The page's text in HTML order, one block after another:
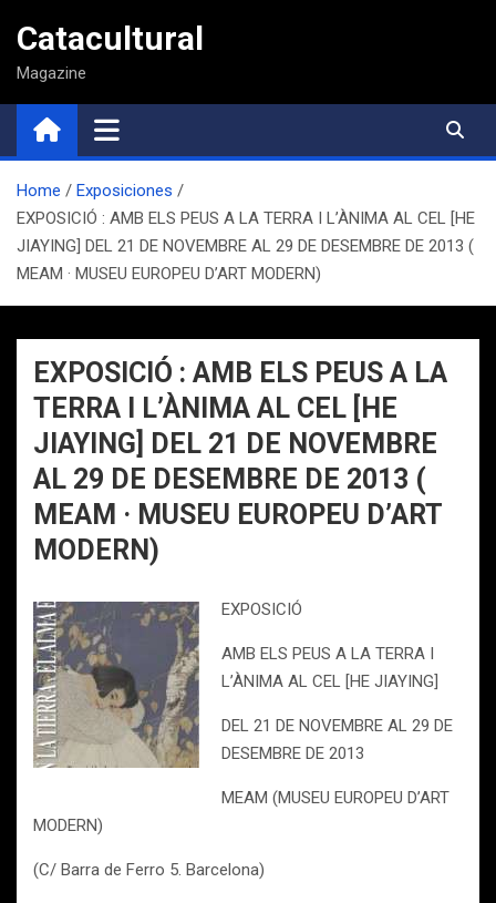
contenido
Catacultural
Magazine
Home
Exposiciones
EXPOSICIÓ : AMB ELS PEUS A LA TERRA I L’ÀNIMA AL CEL [HE
JIAYING] DEL 21 DE NOVEMBRE AL 29 DE DESEMBRE DE 2013 (
MEAM · MUSEU EUROPEU D’ART MODERN)
EXPOSICIÓ : AMB ELS PEUS A LA
TERRA I L’ÀNIMA AL CEL [HE
JIAYING] DEL 21 DE NOVEMBRE
AL 29 DE DESEMBRE DE 2013 (
MEAM · MUSEU EUROPEU D’ART
MODERN)
EXPOSICIÓ
AMB ELS PEUS A LA TERRA I
L’ÀNIMA AL CEL [HE JIAYING]
DEL 21 DE NOVEMBRE AL 29 DE
DESEMBRE DE 2013
MEAM (MUSEU EUROPEU D’ART
MODERN)
(C/ Barra de Ferro 5. Barcelona)